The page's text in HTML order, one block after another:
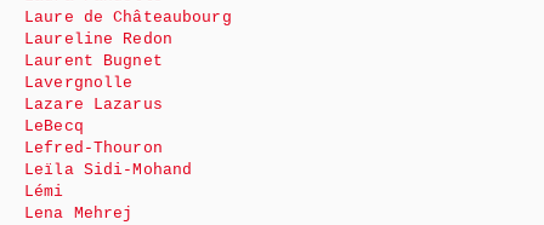
Laure de Châteaubourg
Laureline Redon
Laurent Bugnet
Lavergnolle
Lazare Lazarus
LeBecq
Lefred-Thouron
Leïla Sidi-Mohand
Lémi
Lena Mehrej